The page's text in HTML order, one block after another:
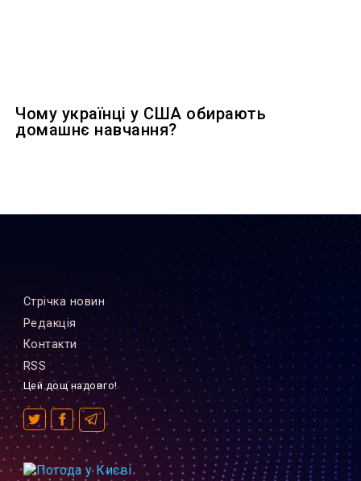
Чому українці у США обирають
домашнє навчання?
Стрiчка новин
Редакцiя
Контакти
RSS
Цей дощ надовго!